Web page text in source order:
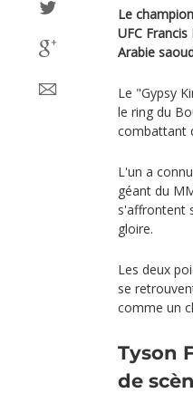
Le
UFC
Arabie
Le "Gypsy
le ring du
combattant
L'un a
géant du
s'affrontent
gloire.
Les deux
se
comme un
Tyson
de